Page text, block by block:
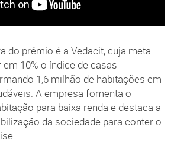
do prêmio é a Vedacit, cuja meta
em 10% o índice de casas
1,6 milhão de habitações em
A empresa fomenta o
para baixa renda e destaca a
da sociedade para conter o